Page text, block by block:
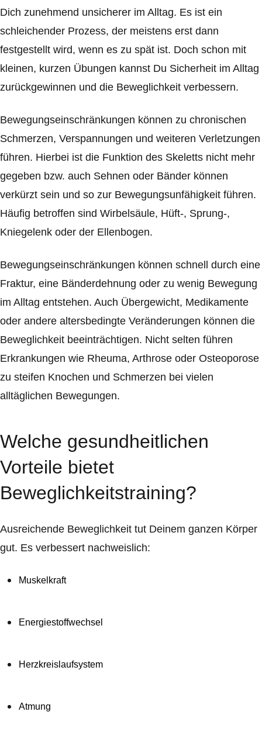
Dich zunehmend unsicherer im Alltag. Es ist ein
schleichender Prozess, der meistens erst dann
festgestellt wird, wenn es zu spät ist. Doch schon mit
kleinen, kurzen Übungen kannst Du Sicherheit im Alltag
zurückgewinnen und die Beweglichkeit verbessern.
Bewegungseinschränkungen können zu chronischen
Schmerzen, Verspannungen und weiteren Verletzungen
führen. Hierbei ist die Funktion des Skeletts nicht mehr
gegeben bzw. auch Sehnen oder Bänder können
verkürzt sein und so zur Bewegungsunfähigkeit führen.
Häufig betroffen sind Wirbelsäule, Hüft-, Sprung-,
Kniegelenk oder der Ellenbogen.
Bewegungseinschränkungen können schnell durch eine
Fraktur, eine Bänderdehnung oder zu wenig Bewegung
im Alltag entstehen. Auch Übergewicht, Medikamente
oder andere altersbedingte Veränderungen können die
Beweglichkeit beeinträchtigen. Nicht selten führen
Erkrankungen wie Rheuma, Arthrose oder Osteoporose
zu steifen Knochen und Schmerzen bei vielen
alltäglichen Bewegungen.
Welche gesundheitlichen
Vorteile bietet
Beweglichkeitstraining?
Ausreichende Beweglichkeit tut Deinem ganzen Körper
gut. Es verbessert nachweislich:
Muskelkraft
Energiestoffwechsel
Herzkreislaufsystem
Atmung